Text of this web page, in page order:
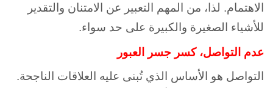
الاهتمام. لذا، من المهم التعبير عن الامتنان والتقدير
للأشياء الصغيرة والكبيرة على حد سواء.
عدم التواصل، كسر جسر العبور
التواصل هو الأساس الذي تُبنى عليه العلاقات الناجحة.